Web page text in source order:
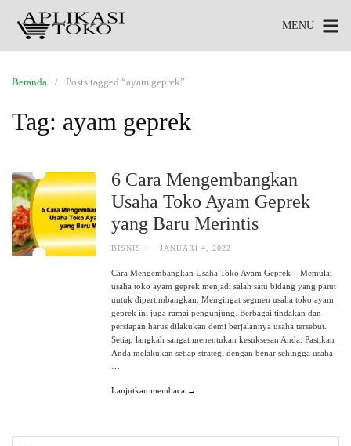
MENU
Beranda Posts tagged “ayam geprek”
Tag: ayam geprek
6 Cara Mengembangkan
Usaha Toko Ayam Geprek
yang Baru Merintis
BISNIS · JANUARI 4, 2022
Cara Mengembangkan Usaha Toko Ayam Geprek – Memulai
usaha toko ayam geprek menjadi salah satu bidang yang patut
untuk dipertimbangkan. Mengingat segmen usaha toko ayam
geprek ini juga ramai pengunjung. Berbagai tindakan dan
persiapan harus dilakukan demi berjalannya usaha tersebut.
Setiap langkah sangat menentukan kesuksesan Anda. Pastikan
Anda melakukan setiap strategi dengan benar sehingga usaha
Lanjutkan membaca →